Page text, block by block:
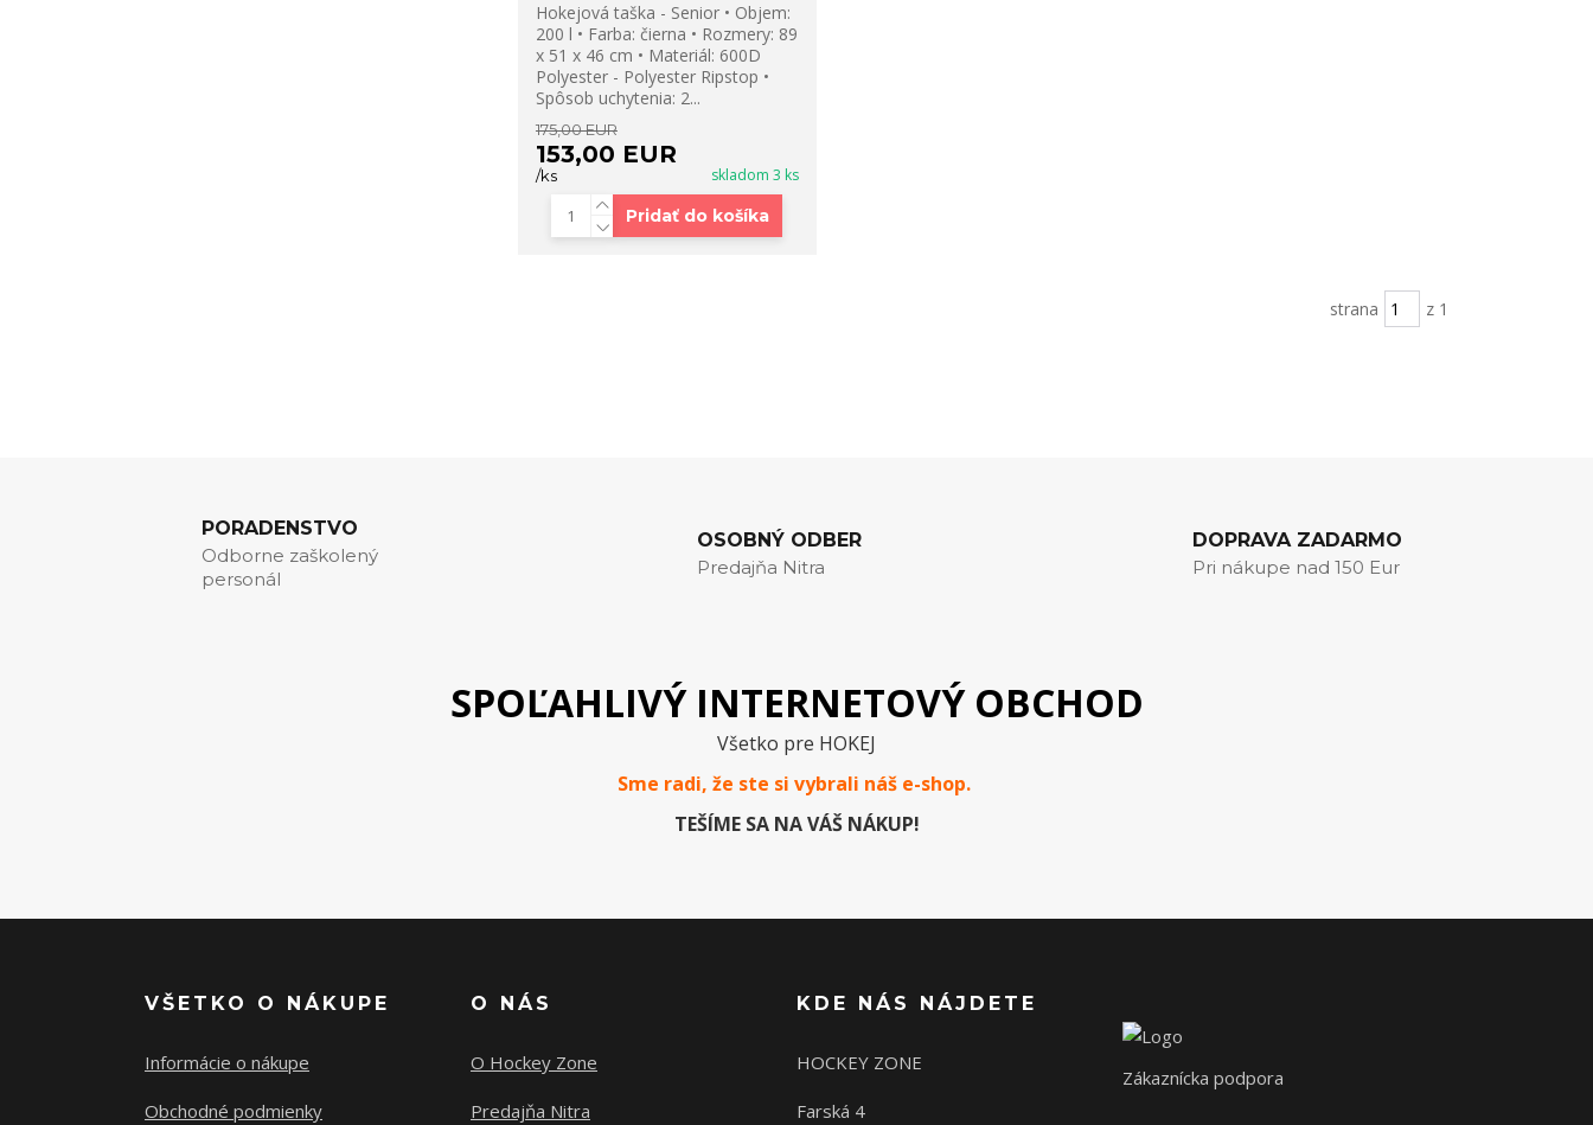
Hokejová taška - Senior • Objem:
200 l • Farba: čierna • Rozmery: 89
x 51 x 46 cm • Materiál: 600D
Polyester - Polyester Ripstop •
Spôsob uchytenia: 2...
175,00 EUR
153,00 EUR
/ks skladom 3 ks
Pridať do košíka
strana z 1
PORADENSTVO
Odborne zaškolený
personál
OSOBNÝ ODBER
Predajňa Nitra
DOPRAVA ZADARMO
Pri nákupe nad 150 Eur
SPOĽAHLIVÝ INTERNETOVÝ OBCHOD
Všetko pre HOKEJ
Sme radi, že ste si vybrali náš e-shop.
TEŠÍME SA NA VÁŠ NÁKUP!
VŠETKO O NÁKUPE
Informácie o nákupe
Obchodné podmienky
O NÁS
O Hockey Zone
Predajňa Nitra
KDE NÁS NÁJDETE
HOCKEY ZONE
Farská 4
Zákaznícka podpora